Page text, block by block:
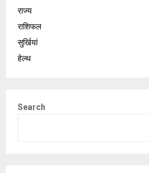
राज्य
राशिफल
सुर्खियां
हेल्थ
Search